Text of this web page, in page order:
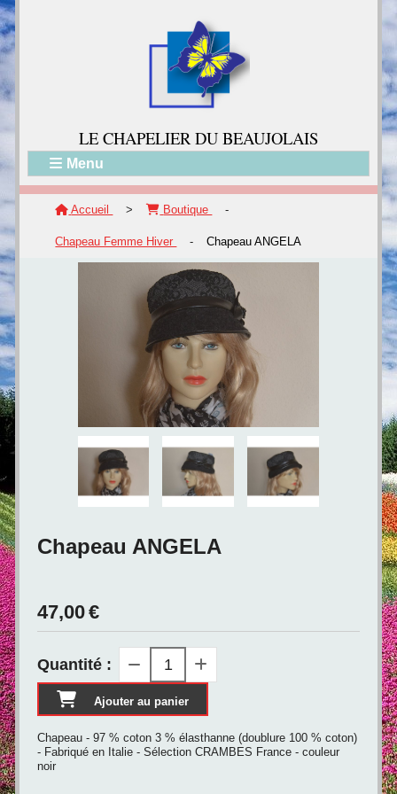
LE CHAPELIER DU BEAUJOLAIS
Menu
Accueil > Boutique -
Chapeau Femme Hiver - Chapeau ANGELA
Chapeau ANGELA
47,00€
Quantité :
Ajouter au panier
Chapeau - 97 % coton 3 % élasthanne (doublure 100 % coton)
- Fabriqué en Italie - Sélection CRAMBES France - couleur
noir